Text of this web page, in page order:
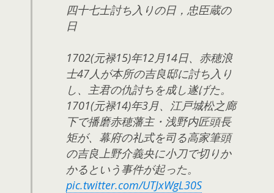
四十七士討ち入りの日，忠臣蔵の
日
1702(元禄15)年12月14日、赤穂浪
士47人が本所の吉良邸に討ち入り
し、主君の仇討ちを成し遂げた。
1701(元禄14)年3月、江戸城松之廊
下で播磨赤穂藩主・浅野内匠頭長
矩が、幕府の礼式を司る高家筆頭
の吉良上野介義央に小刀で切りか
かるという事件が起った。
pic.twitter.com/UTJxWgL30S